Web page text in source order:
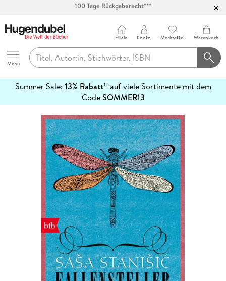
Abholung in über 100 Filialen
Hugendubel
Menu
Filiale Konto Merkzettel Warenkorb
Summer Sale: 13% Rabatt12auf viele Sortimente mit dem
CodeSOMMER13
erfahren